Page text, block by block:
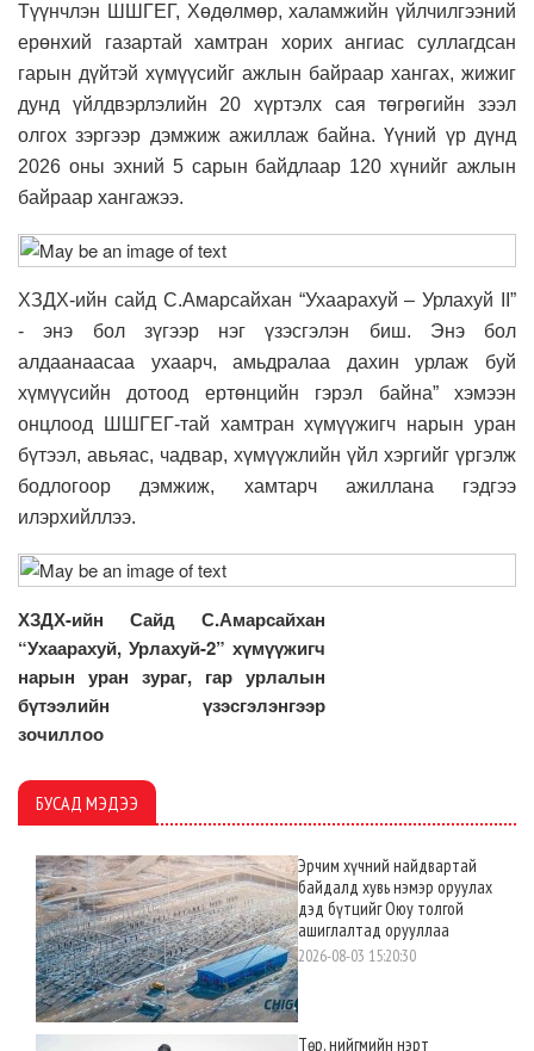
Түүнчлэн ШШГЕГ, Хөдөлмөр, халамжийн үйлчилгээний
ерөнхий газартай хамтран хорих ангиас суллагдсан
гарын дүйтэй хүмүүсийг ажлын байраар хангах, жижиг
дунд үйлдвэрлэлийн 20 хүртэлх сая төгрөгийн зээл
олгох зэргээр дэмжиж ажиллаж байна. Үүний үр дүнд
2026 оны эхний 5 сарын байдлаар 120 хүнийг ажлын
байраар хангажээ.
ХЗДХ-ийн сайд С.Амарсайхан “Ухаарахуй – Урлахуй II”
- энэ бол зүгээр нэг үзэсгэлэн биш. Энэ бол
алдаанаасаа ухаарч, амьдралаа дахин урлаж буй
хүмүүсийн дотоод ертөнцийн гэрэл байна” хэмээн
онцлоод ШШГЕГ-тай хамтран хүмүүжигч нарын уран
бүтээл, авьяас, чадвар, хүмүүжлийн үйл хэргийг үргэлж
бодлогоор дэмжиж, хамтарч ажиллана гэдгээ
илэрхийллээ.
ХЗДХ-ийн Сайд С.Амарсайхан
“Ухаарахуй, Урлахуй-2” хүмүүжигч
нарын уран зураг, гар урлалын
бүтээлийн үзэсгэлэнгээр
зочиллоо
БУСАД МЭДЭЭ
Эрчим хүчний найдвартай
байдалд хувь нэмэр оруулах
дэд бүтцийг Оюу толгой
ашиглалтад орууллаа
2026-08-03 15:20:30
Төр, нийгмийн нэрт